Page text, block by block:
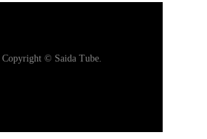
Copyright © Saida Tube.